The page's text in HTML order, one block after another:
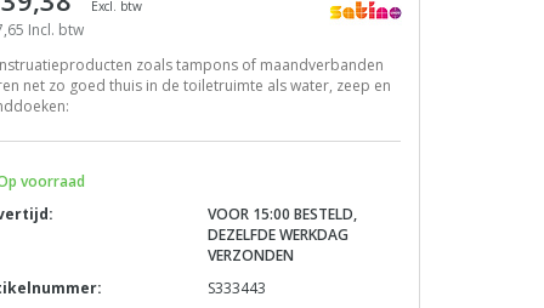
Excl. btw
Incl. btw
zoals tampons of maandverbanden
net zo goed thuis in de toiletruimte als water, zeep en
voorraad
VOOR 15:00 BESTELD,
DEZELFDE WERKDAG
VERZONDEN
S333443